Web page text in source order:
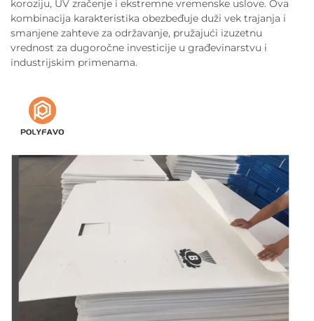
koroziju, UV zračenje i ekstremne vremenske uslove. Ova
kombinacija karakteristika obezbeđuje duži vek trajanja i
smanjene zahteve za održavanje, pružajući izuzetnu
vrednost za dugoročne investicije u građevinarstvu i
industrijskim primenama.